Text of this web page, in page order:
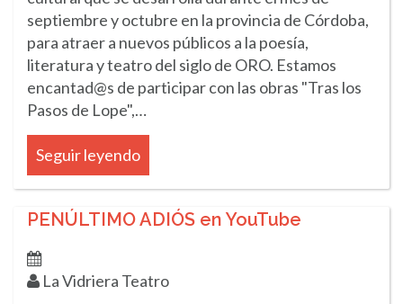
septiembre y octubre en la provincia de Córdoba,
para atraer a nuevos públicos a la poesía,
literatura y teatro del siglo de ORO. Estamos
encantad@s de participar con las obras "Tras los
Pasos de Lope",…
Seguir leyendo
PENÚLTIMO ADIÓS en YouTube
La Vidriera Teatro